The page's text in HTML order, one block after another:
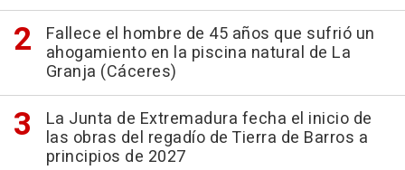
Fallece el hombre de 45 años que sufrió un
ahogamiento en la piscina natural de La
Granja (Cáceres)
La Junta de Extremadura fecha el inicio de
las obras del regadío de Tierra de Barros a
principios de 2027